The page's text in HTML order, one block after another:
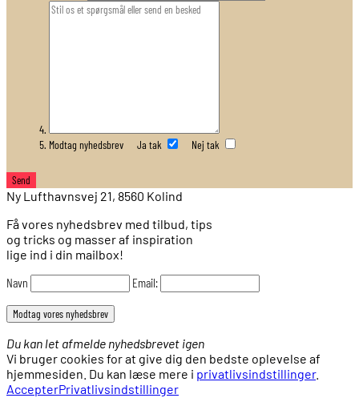
Modtag nyhedsbrev Ja tak Nej tak
Ny Lufthavnsvej 21, 8560 Kolind
Få vores nyhedsbrev med tilbud, tips
og tricks og masser af inspiration
lige ind i din mailbox!
Navn
Email:
Du kan let afmelde nyhedsbrevet igen
Vi bruger cookies for at give dig den bedste oplevelse af
hjemmesiden. Du kan læse mere i privatlivsindstillinger.
AccepterPrivatlivsindstillinger